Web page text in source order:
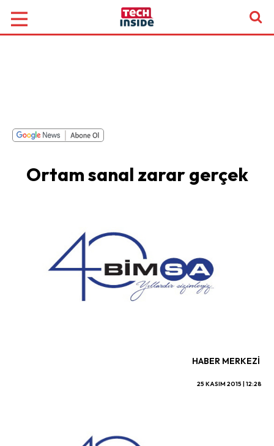
Ortam sanal zarar gerçek
HABER MERKEZI
25 KASIM 2015 | 12:28